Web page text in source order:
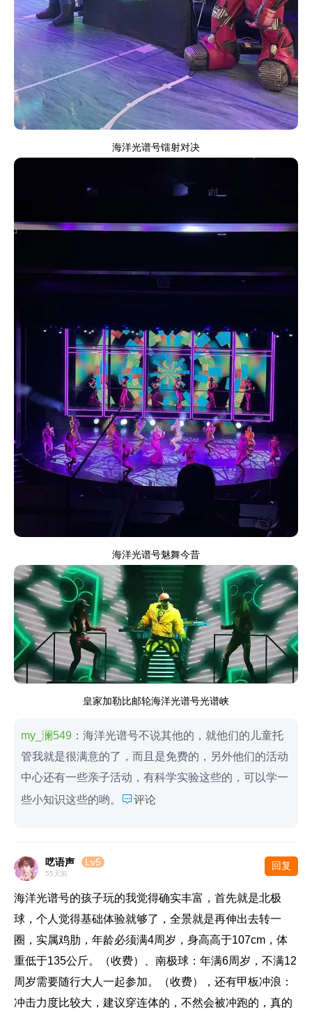
海洋光谱号镭射对决
海洋光谱号魅舞今昔
皇家加勒比邮轮海洋光谱号光谱峡
my_澜549 ：海洋光谱号不说其他的，就他们的儿童托
管我就是很满意的了，而且是免费的，另外他们的活动
中心还有一些亲子活动，有科学实验这些的，可以学一
些小知识这些的哟。
评论
呓语声 Lv5
55天前
回复
海洋光谱号的孩子玩的我觉得确实丰富，首先就是北极
球，个人觉得基础体验就够了，全景就是再伸出去转一
圈，实属鸡肋，年龄必须满4周岁，身高高于107cm，体
重低于135公斤。（收费）、南极球：年满6周岁，不满12
周岁需要随行大人一起参加。（收费），还有甲板冲浪：
冲击力度比较大，建议穿连体的，不然会被冲跑的，真的